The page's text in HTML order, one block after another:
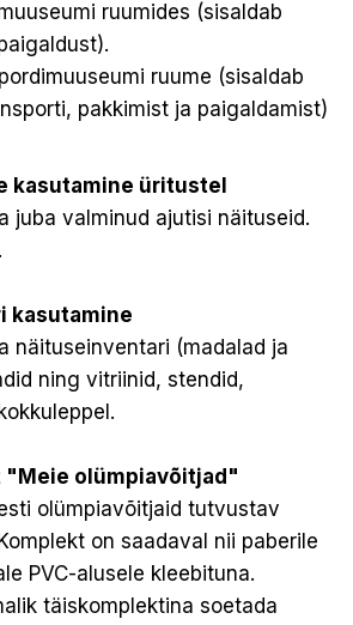
ruumides (sisaldab
ruume (sisaldab
pakkimist ja paigaldamist)
kasutamine üritustel
juba valminud ajutisi näituseid.
kasutamine
näituseinventari (madalad ja
ning vitriinid, stendid,
"Meie olümpiavõitjad"
olümpiavõitjaid tutvustav
on saadaval nii paberile
PVC-alusele kleebituna.
täiskomplektina soetada